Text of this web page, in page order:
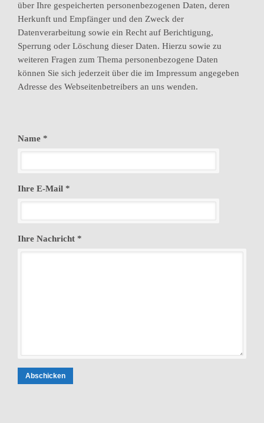
über Ihre gespeicherten personenbezogenen Daten, deren
Herkunft und Empfänger und den Zweck der
Datenverarbeitung sowie ein Recht auf Berichtigung,
Sperrung oder Löschung dieser Daten. Hierzu sowie zu
weiteren Fragen zum Thema personenbezogene Daten
können Sie sich jederzeit über die im Impressum angegeben
Adresse des Webseitenbetreibers an uns wenden.
Name *
Ihre E-Mail *
Ihre Nachricht *
Abschicken